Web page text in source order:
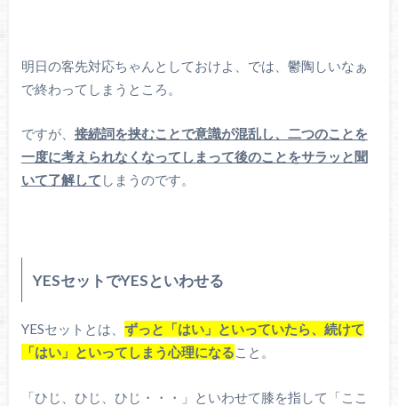
明日の客先対応ちゃんとしておけよ、では、鬱陶しいなぁ
で終わってしまうところ。
ですが、 接続詞を挟むことで意識が混乱し、二つのことを
一度に考えられなくなってしまって後のことをサラッと聞
いて了解して しまうのです。
YESセットでYESといわせる
YESセットとは、 ずっと「はい」といっていたら、続けて
「はい」といってしまう心理になること。
「ひじ、ひじ、ひじ・・・」といわせて膝を指して「ここ